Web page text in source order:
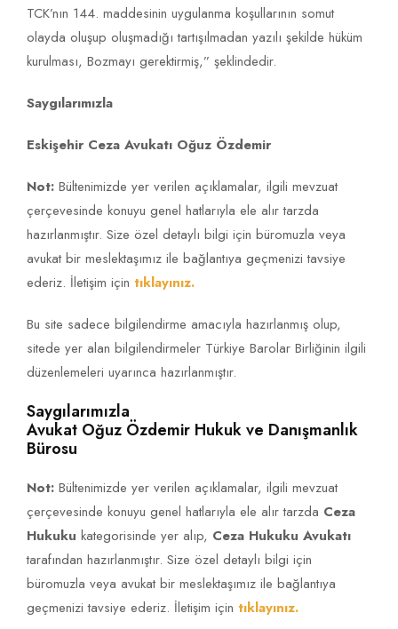
TCK’nın 144. maddesinin uygulanma koşullarının somut
olayda oluşup oluşmadığı tartışılmadan yazılı şekilde hüküm
kurulması, Bozmayı gerektirmiş,” şeklindedir.
Saygılarımızla
Eskişehir Ceza Avukatı Oğuz Özdemir
Not: Bültenimizde yer verilen açıklamalar, ilgili mevzuat
çerçevesinde konuyu genel hatlarıyla ele alır tarzda
hazırlanmıştır. Size özel detaylı bilgi için büromuzla veya
avukat bir meslektaşımız ile bağlantıya geçmenizi tavsiye
ederiz. İletişim için tıklayınız.
Bu site sadece bilgilendirme amacıyla hazırlanmış olup,
sitede yer alan bilgilendirmeler Türkiye Barolar Birliğinin ilgili
düzenlemeleri uyarınca hazırlanmıştır.
Saygılarımızla
Avukat Oğuz Özdemir Hukuk ve Danışmanlık
Bürosu
Not: Bültenimizde yer verilen açıklamalar, ilgili mevzuat
çerçevesinde konuyu genel hatlarıyla ele alır tarzda Ceza
Hukuku kategorisinde yer alıp, Ceza Hukuku Avukatı
tarafından hazırlanmıştır. Size özel detaylı bilgi için
büromuzla veya avukat bir meslektaşımız ile bağlantıya
geçmenizi tavsiye ederiz. İletişim için tıklayınız.